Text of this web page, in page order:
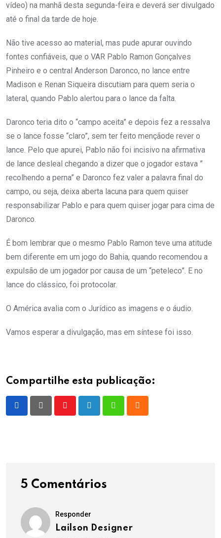
vídeo) na manhã desta segunda-feira e deverá ser divulgado
até o final da tarde de hoje.
Não tive acesso ao material, mas pude apurar ouvindo
fontes confiáveis, que o VAR Pablo Ramon Gonçalves
Pinheiro e o central Anderson Daronco, no lance entre
Madison e Renan Siqueira discutiam para quem seria o
lateral, quando Pablo alertou para o lance da falta.
Daronco teria dito o “campo aceita” e depois fez a ressalva
se o lance fosse “claro”, sem ter feito mençãode rever o
lance. Pelo que apurei, Pablo não foi incisivo na afirmativa
de lance desleal chegando a dizer que o jogador estava ”
recolhendo a perna” e Daronco fez valer a palavra final do
campo, ou seja, deixa aberta lacuna para quem quiser
responsabilizar Pablo e para quem quiser jogar para cima de
Daronco.
É bom lembrar que o mesmo Pablo Ramon teve uma atitude
bem diferente em um jogo do Bahia, quando recomendou a
expulsão de um jogador por causa de um “peteleco”. E no
lance do clássico, foi protocolar.
O América avalia com o Jurídico as imagens e o áudio.
Vamos esperar a divulgação, mas em síntese foi isso.
Compartilhe esta publicação:
5 Comentários
Responder
Lailson Designer